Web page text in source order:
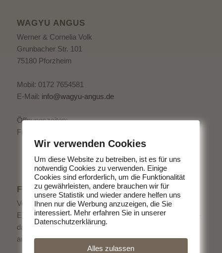
WAGYU ANGUS
Werner & Cornelia Volk
Grunbacher Str. 101
75180 Pforzheim
Mobil: 0172 7654581
E-Mail: info@wagyu-angus.de
Öffnungszeiten:
Freitag 15:00 - 18:00 Uhr
FLYER ALS DOWNLOAD
Von uns bekommen Sie köstliches Fleisch direkt vom
Erzeuger. Ohne schlechtes Gewissen Fleisch zu essen -
das geht. Entscheiden Sie sich für hochwertige Produkte
aus der Region.
Wir verwenden Cookies
Um diese Website zu betreiben, ist es für uns
notwendig Cookies zu verwenden. Einige
Cookies sind erforderlich, um die Funktionalität
zu gewährleisten, andere brauchen wir für
unsere Statistik und wieder andere helfen uns
Ihnen nur die Werbung anzuzeigen, die Sie
interessiert. Mehr erfahren Sie in unserer
Datenschutzerklärung.
Alles zulassen